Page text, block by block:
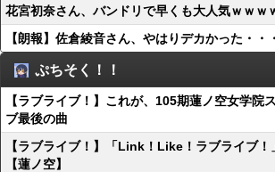
花宮初奈さん、バンドリで早くも大人気ｗｗｗ
【朗報】佐倉綾音さん、やはりデカかった・・・
ぷちそく！！
【ラブライブ！】これが、105期蓮ノ空女学院
ブ最後の曲
【ラブライブ！】「Link！Like！ラブライブ！
【蓮ノ空】